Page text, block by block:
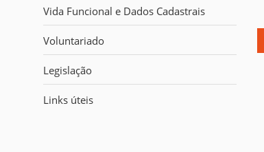
Vida Funcional e Dados Cadastrais
Voluntariado
Legislação
Links úteis